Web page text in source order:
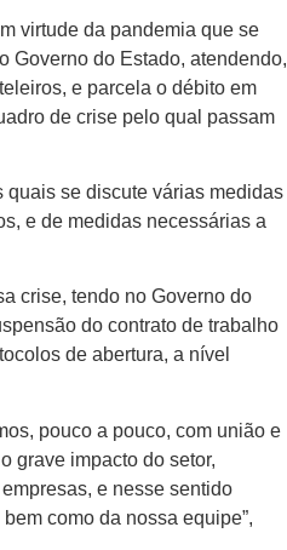
virtude da pandemia que se
Governo do Estado, atendendo,
e parcela o débito em
de crise pelo qual passam
quais se discute várias medidas
e de medidas necessárias a
crise, tendo no Governo do
do contrato de trabalho
de abertura, a nível
pouco a pouco, com união e
grave impacto do setor,
e nesse sentido
como da nossa equipe”,